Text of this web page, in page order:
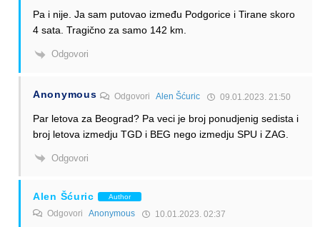
Pa i nije. Ja sam putovao između Podgorice i Tirane skoro
4 sata. Tragično za samo 142 km.
Odgovori
Anonymous OdgovoriAlen Šćuric 09.01.2023. 21:50
Par letova za Beograd? Pa veci je broj ponudjenig sedista i
broj letova izmedju TGD i BEG nego izmedju SPU i ZAG.
Odgovori
Alen Šćuric Author
Odgovori Anonymous 10.01.2023. 02:37